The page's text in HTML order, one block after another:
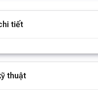
tiết
thuật